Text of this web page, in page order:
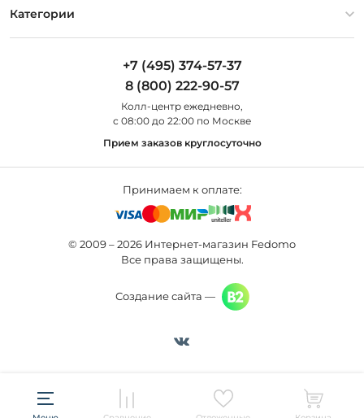
Оплата и доставка
Контакты
Artelamp
Категории
Люстры
Уличные светильники
+7 (495) 374-57-37
8 (800) 222-90-57
Колл-центр eжедневно,
с 08:00 до 22:00 по Москве
Прием заказов круглосуточно
Принимаем к оплате:
© 2009 – 2026 Интернет-магазин Fedomo
Все права защищены.
Создание сайта —